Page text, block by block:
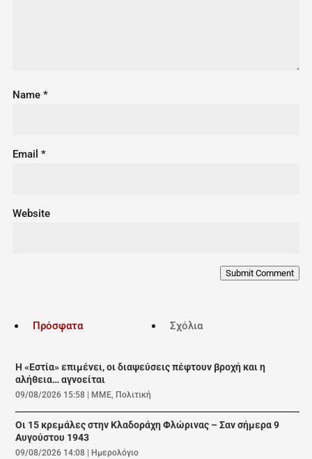
Name *
Email *
Website
Submit Comment
Πρόσφατα Σχόλια
Η «Εστία» επιμένει, οι διαψεύσεις πέφτουν βροχή και η
αλήθεια… αγνοείται
09/08/2026 15:58 ΜΜΕ, Πολιτική
Οι 15 κρεμάλες στην Κλαδοράχη Φλώρινας – Σαν σήμερα 9
Αυγούστου 1943
09/08/2026 14:08 Ημερολόγιο